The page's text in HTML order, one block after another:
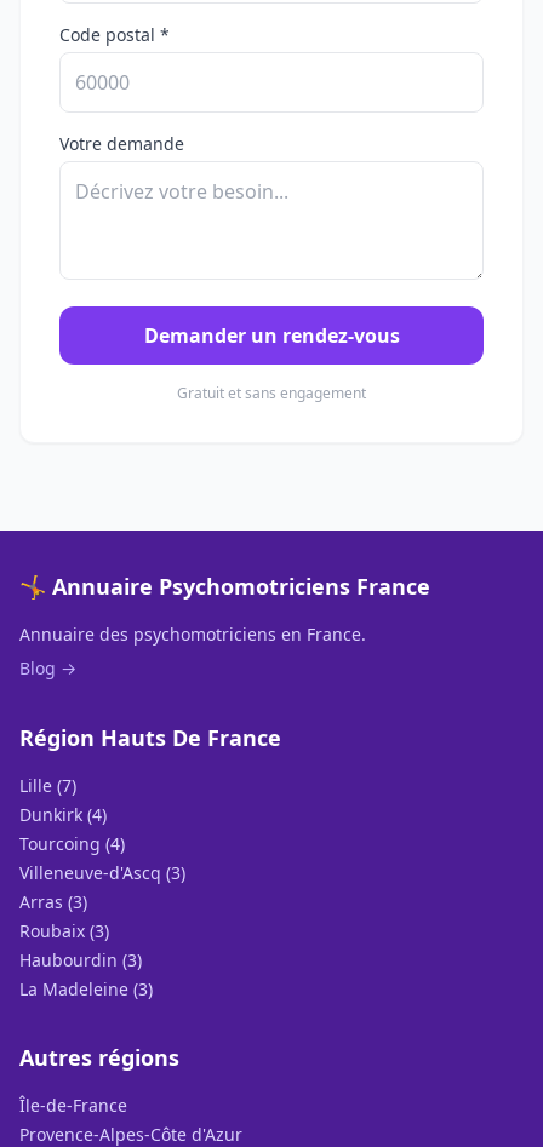
Code postal *
Votre demande
Demander un rendez-vous
Gratuit et sans engagement
🤸 Annuaire Psychomotriciens France
Annuaire des psychomotriciens en France.
Blog →
Région Hauts De France
Lille (7)
Dunkirk (4)
Tourcoing (4)
Villeneuve-d'Ascq (3)
Arras (3)
Roubaix (3)
Haubourdin (3)
La Madeleine (3)
Autres régions
Île-de-France
Provence-Alpes-Côte d'Azur